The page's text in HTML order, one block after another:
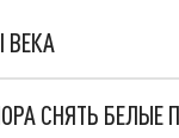
ВЕКА
СНЯТЬ БЕЛЫЕ